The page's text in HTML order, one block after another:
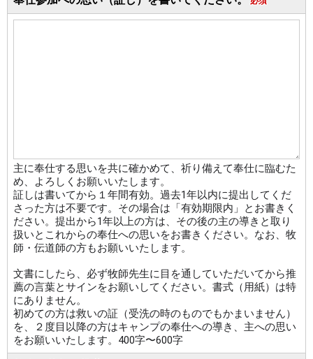
主に奉仕する思いを共に確かめて、祈り備えて奉仕に臨むた
め、よろしくお願いいたします。
証しは書いてから１年間有効。過去1年以内に提出してくだ
さった方は不要です。その場合は「有効期限内」とお書きく
ださい。 提出から1年以上の方は、その後の主の導きと取り
扱いとこれからの奉仕への思いをお書きください。なお、 牧
師・伝道師の方もお願いいたします。
文書にしたら、必ず牧師先生に目を通していただいてから推
薦の言葉とサインをお願いしてください。書式（用紙）は特
にありません。
初めての方は救いの証（受洗の時のものでもかまいません）
を、２度目以降の方はキャンプの奉仕への導き、主への思い
をお願いいたします。400字〜600字